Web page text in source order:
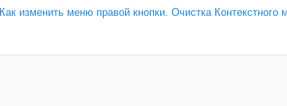
Как изменить меню правой кнопки. Очистка Контекстного